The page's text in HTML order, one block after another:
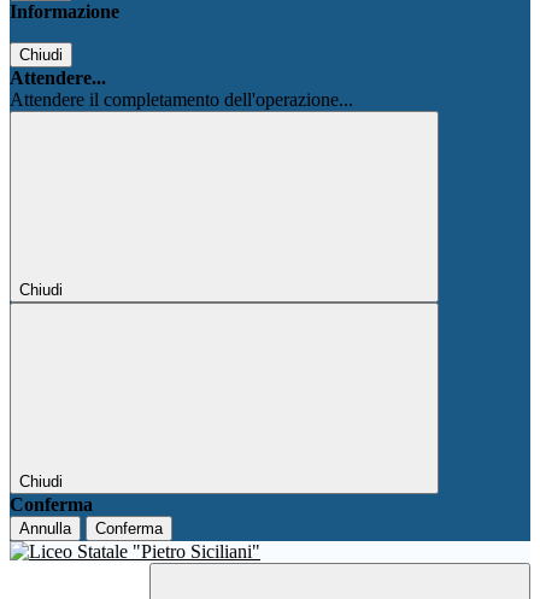
Informazione
Chiudi
Attendere...
Attendere il completamento dell'operazione...
Chiudi
Chiudi
Conferma
Annulla Conferma